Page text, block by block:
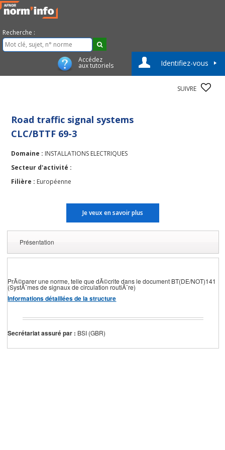
Recherche :
Accédez
aux tutoriels Identifiez-vous
SUIVRE
Road traffic signal systems
CLC/BTTF 69-3
Domaine : INSTALLATIONS ELECTRIQUES
Secteur d'activité :
Filière : Européenne
Je veux en savoir plus
Présentation
PrÃ©parer une norme, telle que dÃ©crite dans le document BT(DE/NOT)141
(SystÃ¨mes de signaux de circulation routiÃ¨re)
Informations détaillées de la structure
Secrétariat assuré par : BSI (GBR)